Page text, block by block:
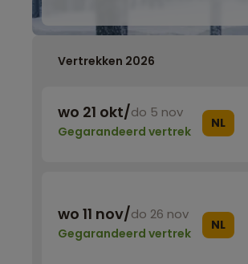
Vertrekken 2026
wo 21 okt/do 5 nov
Gegarandeerd vertrek
NL
wo 11 nov/do 26 nov
Gegarandeerd vertrek
NL